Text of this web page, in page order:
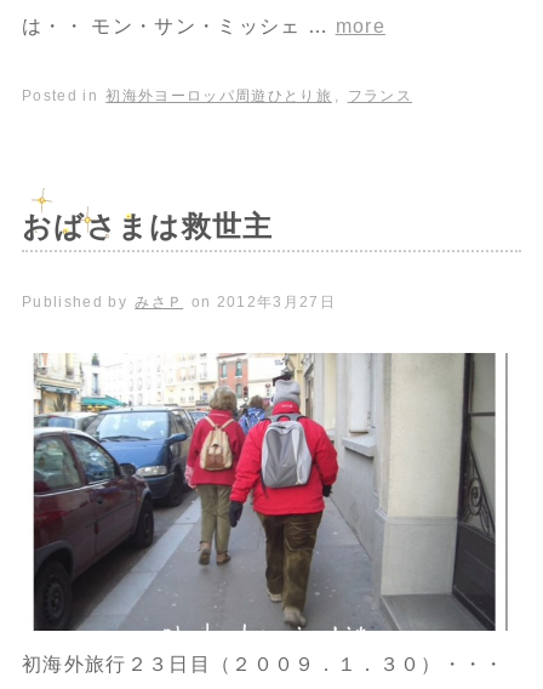
は・・ モン・サン・ミッシェ … more
Posted in 初海外ヨーロッパ周遊ひとり旅 , フランス
おばさまは救世主
Published by みさＰ on 2012年3月27日
初海外旅行２３日目（２００９．１．３０）・・・